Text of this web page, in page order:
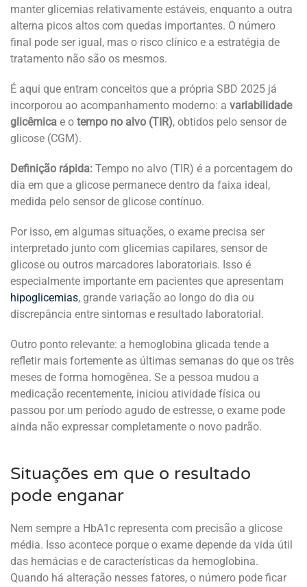
manter glicemias relativamente estáveis, enquanto a outra
alterna picos altos com quedas importantes. O número
final pode ser igual, mas o risco clínico e a estratégia de
tratamento não são os mesmos.
É aqui que entram conceitos que a própria SBD 2025 já
incorporou ao acompanhamento moderno: a variabilidade
glicêmica e o tempo no alvo (TIR), obtidos pelo sensor de
glicose (CGM).
Definição rápida: Tempo no alvo (TIR) é a porcentagem do
dia em que a glicose permanece dentro da faixa ideal,
medida pelo sensor de glicose contínuo.
Por isso, em algumas situações, o exame precisa ser
interpretado junto com glicemias capilares, sensor de
glicose ou outros marcadores laboratoriais. Isso é
especialmente importante em pacientes que apresentam
hipoglicemias, grande variação ao longo do dia ou
discrepância entre sintomas e resultado laboratorial.
Outro ponto relevante: a hemoglobina glicada tende a
refletir mais fortemente as últimas semanas do que os três
meses de forma homogênea. Se a pessoa mudou a
medicação recentemente, iniciou atividade física ou
passou por um período agudo de estresse, o exame pode
ainda não expressar completamente o novo padrão.
Situações em que o resultado
pode enganar
Nem sempre a HbA1c representa com precisão a glicose
média. Isso acontece porque o exame depende da vida útil
das hemácias e de características da hemoglobina.
Quando há alteração nesses fatores, o número pode ficar